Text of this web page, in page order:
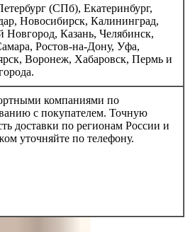
(СПб), Екатеринбург,
Новосибирск, Калининград,
Казань, Челябинск,
Ростов-на-Дону, Уфа,
Воронеж, Хабаровск, Пермь и
компаниями по
с покупателем. Точную
доставки по регионам России и
уточняйте по телефону.